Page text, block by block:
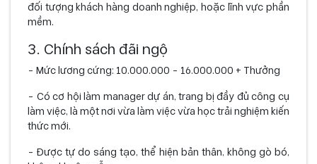
đối tượng khách hàng doanh nghiệp, hoặc lĩnh vực phần
mềm.
3. Chính sách đãi ngộ
- Mức lương cứng: 10.000.000 - 16.000.000 + Thưởng
- Có cơ hội làm manager dự án, trang bị đầy đủ công cụ
làm việc, là một nơi vừa làm việc vừa học trải nghiệm kiến
thức mới.
- Được tự do sáng tạo, thể hiện bản thân, không gò bó,